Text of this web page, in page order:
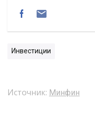
Инвестиции
Источник: Минфин